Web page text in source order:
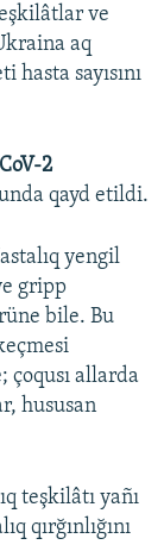
ve
aq
hasta sayısını
2
qayd etildi.
yengil
gripp
bile. Bu
çoqusı allarda
hususan
teşkilâtı yañı
qırğınlığını